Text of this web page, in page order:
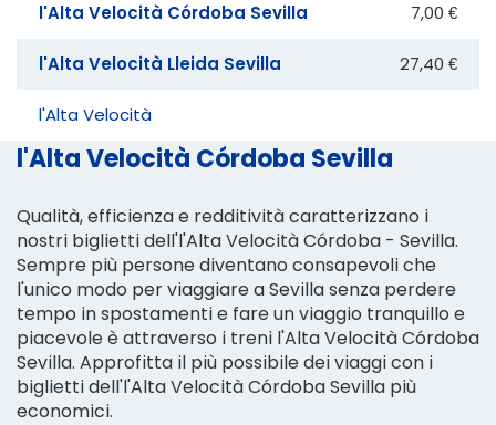
l'Alta Velocità Córdoba Sevilla 7,00 €
l'Alta Velocità Lleida Sevilla 27,40 €
l'Alta Velocità
l'Alta Velocità Córdoba Sevilla
Qualità, efficienza e redditività caratterizzano i
nostri biglietti dell'l'Alta Velocità Córdoba - Sevilla.
Sempre più persone diventano consapevoli che
l'unico modo per viaggiare a Sevilla senza perdere
tempo in spostamenti e fare un viaggio tranquillo e
piacevole è attraverso i treni l'Alta Velocità Córdoba
Sevilla. Approfitta il più possibile dei viaggi con i
biglietti dell'l'Alta Velocità Córdoba Sevilla più
economici.